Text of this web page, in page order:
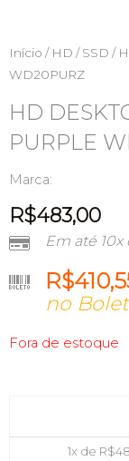
Início / HD / SSD /
WD20PURZ
HD
PURPLE
Marca:
R$483,00
Em até 10x
R$
no
Fora de estoque
1x de R$